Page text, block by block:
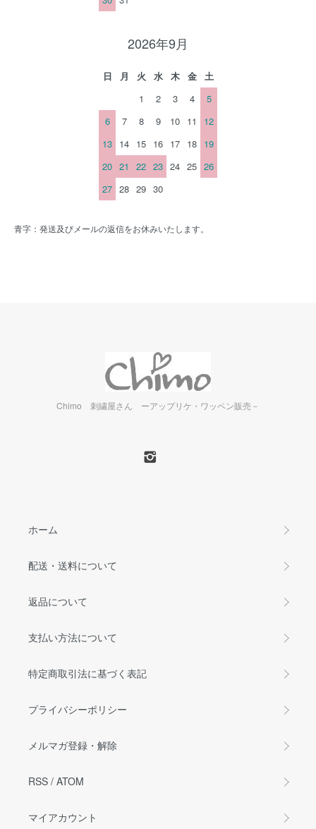
2026年9月
日 月 火 水 木 金
土
1
2 3 4
5
6
7 8 9 10 11
12
13 14 15 16 17 18 19
20 21 22 23 24 25 26
27 28 29 30
青字：発送及びメールの返信をお休みいたします。
Chimo 刺繍屋さん ーアップリケ・ワッペン販売－
ホーム
配送・送料について
返品について
支払い方法について
特定商取引法に基づく表記
プライバシーポリシー
メルマガ登録・解除
RSS / ATOM
マイアカウント